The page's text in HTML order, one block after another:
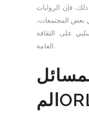
فإن الروايات
بعض المجتمعات،
على الثقافة
العامة.
المORLAL حول